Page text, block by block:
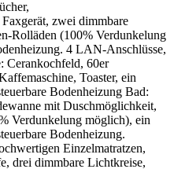
zwei dimmbare
Rolläden (100% Verdunkelung
4 LAN-Anschlüsse,
Cerankochfeld, 60er
Toaster, ein
Bodenheizung Bad:
mit Duschmöglichkeit,
Verdunkelung möglich), ein
Bodenheizung.
Einzelmatratzen,
drei dimmbare Lichtkreise,